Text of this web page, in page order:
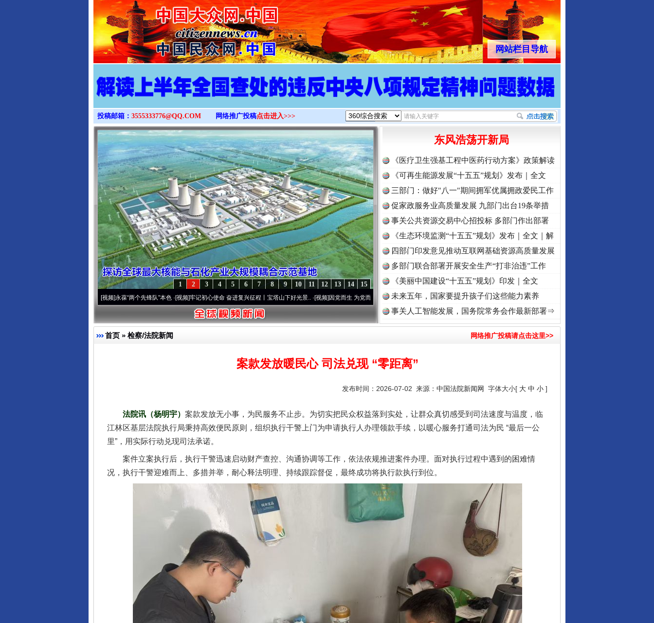
>
网站栏目导航
投稿邮箱： 3555333776@QQ.COM 网络推广投稿点击进入>>>
15
14
13
12
11
10
9
8
7
6
5
4
3
2
1
永葆“两个先锋队”本色·[视频]牢记初心使命 奋进复兴征程丨宝塔山下好光景..·[视频]因党而生 为党而战——百年“纪”事⑧加强纪律..·[视频]牢记初心使命 奋进复兴征程丨“转折之城”激荡..
东风浩荡开新局
《医疗卫生强基工程中医药行动方案》政策解读
《可再生能源发展“十五五”规划》发布｜全文
三部门：做好"八一"期间拥军优属拥政爱民工作
促家政服务业高质量发展 九部门出台19条举措
事关公共资源交易中心招投标 多部门作出部署
《生态环境监测“十五五”规划》发布｜全文｜解
读
四部门印发意见推动互联网基础资源高质量发展
多部门联合部署开展安全生产“打非治违”工作
《美丽中国建设“十五五”规划》印发｜全文
未来五年，国家要提升孩子们这些能力素养
事关人工智能发展，国务院常务会作最新部署⇒
首页 » 检察/法院新闻 网络推广投稿请点击这里>>
案款发放暖民心 司法兑现 “零距离”
发布时间：2026-07-02 来源： 中国法院新闻网 字体大小[ 大 中 小 ]
法院讯（杨明宇） 案款发放无小事，为民服务不止步。为切实把民众权益落到实处，让群众真切感受到司法速度与温度，临
江林区基层法院执行局秉持高效便民原则，组织执行干警上门为申请执行人办理领款手续，以暖心服务打通司法为民 “最后一公
里”，用实际行动兑现司法承诺。
案件立案执行后，执行干警迅速启动财产查控、沟通协调等工作，依法依规推进案件办理。面对执行过程中遇到的困难情
况，执行干警迎难而上、多措并举，耐心释法明理、持续跟踪督促，最终成功将执行款执行到位。